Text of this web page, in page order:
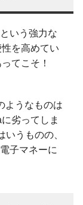
いう強力な
を高めてい
ってこそ！
ようなものは
劣ってしま
うものの、
子マネーに